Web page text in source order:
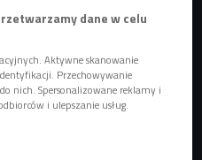
dane w celu
Aktywne skanowanie
Przechowywanie
nich. Spersonalizowane reklamy i
i ulepszanie usług.